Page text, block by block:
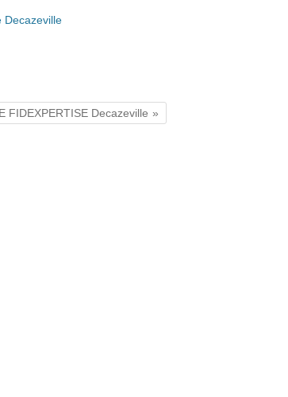
Decazeville
FIDEXPERTISE Decazeville